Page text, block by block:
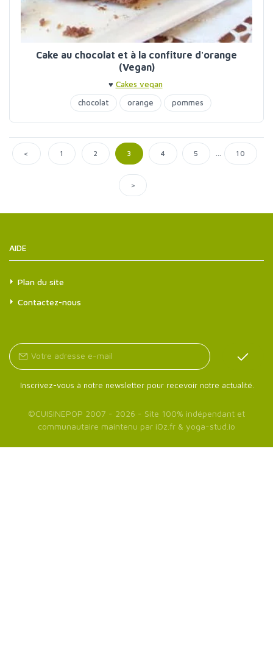
Cake au chocolat et à la confiture d'orange
(Vegan)
♥ Cakes vegan
chocolat
orange pommes
< 1 2 3 4 5 10
>
AIDE
Plan du site
Contactez-nous
Inscrivez-vous à notre newsletter pour recevoir notre actualité.
©CUISINEPOP 2007 - 2026 - Site 100% indépendant et
communautaire maintenu par iOz.fr & yoga-stud.io